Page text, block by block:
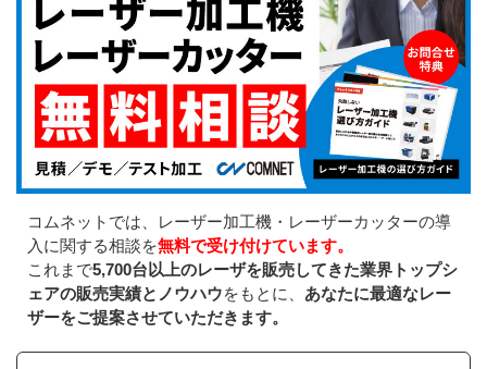
コムネットでは、レーザー加工機・レーザーカッターの導
入に関する相談を無料で受け付けています。
これまで5,700台以上のレーザを販売してきた業界トップシ
ェアの販売実績とノウハウをもとに、 あなたに最適なレー
ザーをご提案させていただきます。